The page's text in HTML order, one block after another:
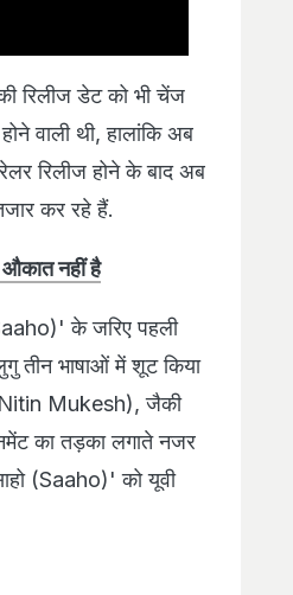
रिलीज डेट को भी चेंज
वाली थी, हालांकि अब
रिलीज होने के बाद अब
कर रहे हैं.
औकात नहीं है
के जरिए पहली
तीन भाषाओं में शूट किया
Nitin Mukesh), जैकी
का तड़का लगाते नजर
(Saaho)' को यूवी